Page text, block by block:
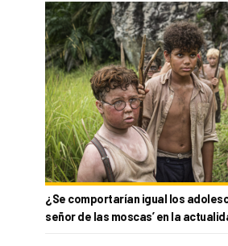
¿Se comportarían igual los
señor de las moscas’ en la